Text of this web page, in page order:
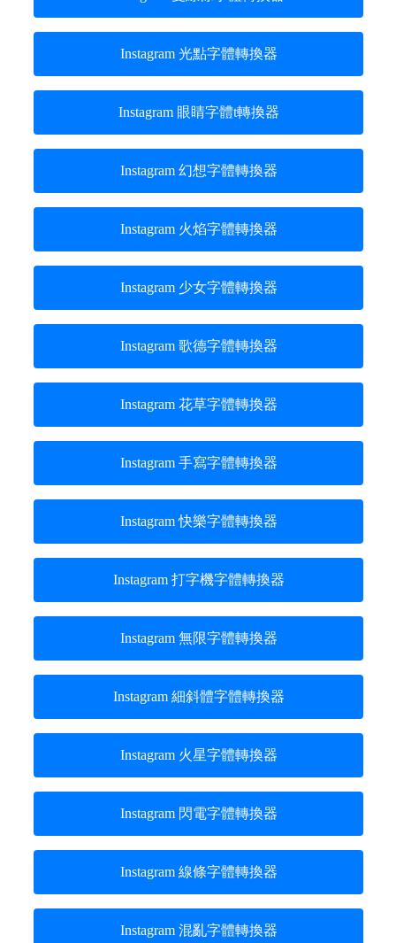
Instagram 光點字體轉換器
Instagram 眼睛字體t轉換器
Instagram 幻想字體轉換器
Instagram 火焰字體轉換器
Instagram 少女字體轉換器
Instagram 歌德字體轉換器
Instagram 花草字體轉換器
Instagram 手寫字體轉換器
Instagram 快樂字體轉換器
Instagram 打字機字體轉換器
Instagram 無限字體轉換器
Instagram 細斜體字體轉換器
Instagram 火星字體轉換器
Instagram 閃電字體轉換器
Instagram 線條字體轉換器
Instagram 混亂字體轉換器